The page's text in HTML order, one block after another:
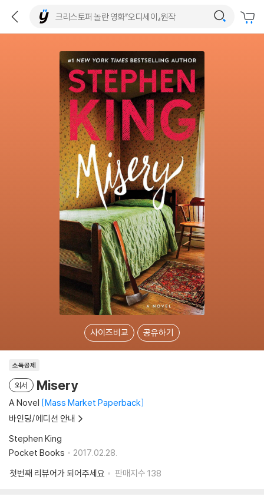
사이즈비교 공유하기
소득공제
외서 Misery
A Novel Mass Market Paperback
바인딩/에디션 안내
Stephen King
Pocket Books
2017.02.28.
첫번째 리뷰어가 되어주세요
판매지수 138